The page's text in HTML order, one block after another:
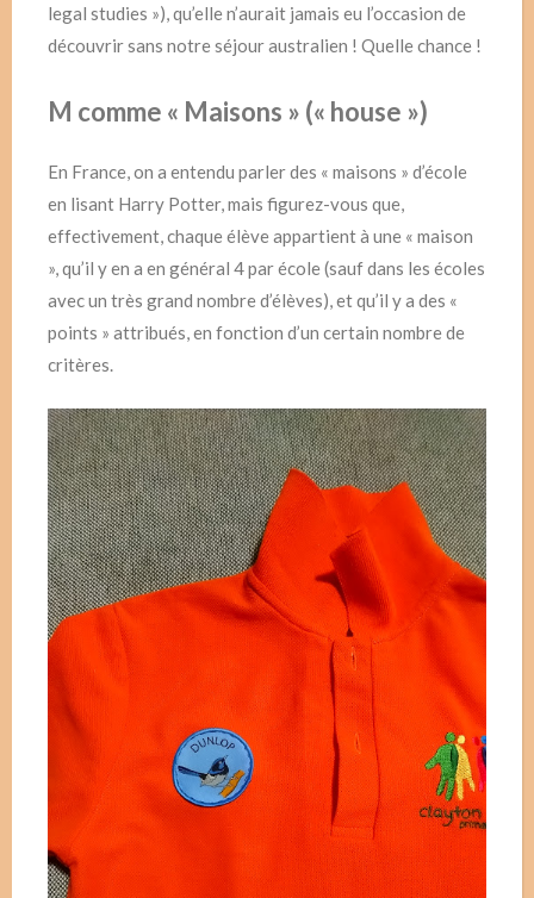
legal studies »), qu’elle n’aurait jamais eu l’occasion de
découvrir sans notre séjour australien ! Quelle chance !
M comme « Maisons » (« house »)
En France, on a entendu parler des « maisons » d’école
en lisant Harry Potter, mais figurez-vous que,
effectivement, chaque élève appartient à une « maison
», qu’il y en a en général 4 par école (sauf dans les écoles
avec un très grand nombre d’élèves), et qu’il y a des «
points » attribués, en fonction d’un certain nombre de
critères.